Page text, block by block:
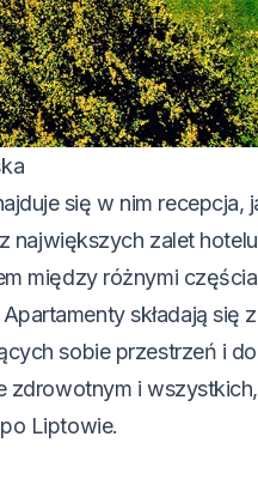
się w nim recepcja,
największych zalet
między różnymi
składają się
sobie przestrzeń i
i
Liptowie.